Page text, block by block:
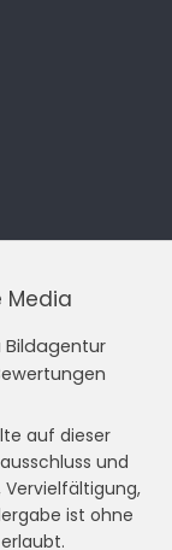
Media
Bildagentur
auf dieser
und
ist ohne